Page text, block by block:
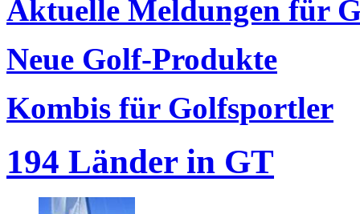
Aktuelle Meldungen für
Neue Golf-Produkte
Kombis für Golfsportler
194 Länder in GT